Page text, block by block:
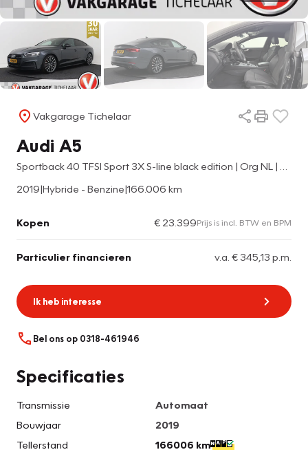
Vakgarage Tichelaar
Audi A5
2019|Hybride - Benzine|166.006 km
Kopen € 23.399Prijs is incl. BTW en BPM
Particulier financieren v.a. € 345,13 p.m.
Ik heb interesse
Bel ons op 0318-461946
Specificaties
Transmissie
Automaat
Bouwjaar
2019
Tellerstand
166006 km